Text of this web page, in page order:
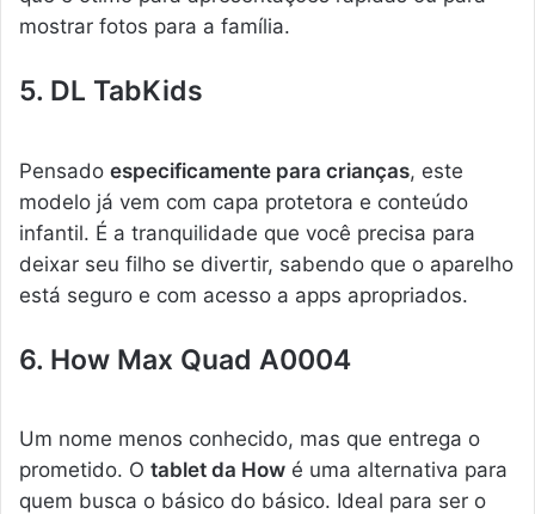
mostrar fotos para a família.
5. DL TabKids
Pensado especificamente para crianças, este
modelo já vem com capa protetora e conteúdo
infantil. É a tranquilidade que você precisa para
deixar seu filho se divertir, sabendo que o aparelho
está seguro e com acesso a apps apropriados.
6. How Max Quad A0004
Um nome menos conhecido, mas que entrega o
prometido. O tablet da How é uma alternativa para
quem busca o básico do básico. Ideal para ser o